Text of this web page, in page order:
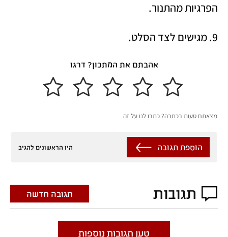
הפרגיות מהתנור.
9. מגישים לצד הסלט.
אהבתם את המתכון? דרגו
מצאתם טעות בכתבה? כתבו לנו על זה
היו הראשונים להגיב הוספת תגובה
תגובות תגובה חדשה
טען תגובות נוספות